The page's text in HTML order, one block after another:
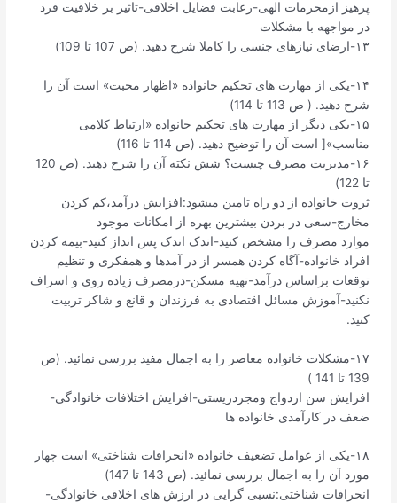
پرهیز ازمحرمات الهی-رعابت فضایل اخلاقی-تاثیر بر خلاقیت فرد
در مواجهه با مشکلات
۱۳-ارضای نیازهای جنسی را کاملا شرح دهید. (ص 107 تا 109)
۱۴-یکی از مهارت های تحکیم خانواده «اظهار محبت» است آن را
شرح دهید. ( ص 113 تا 114)
۱۵-یکی دیگر از مهارت های تحکیم خانواده «ارتباط کلامی
مناسب»[ است آن را توضیح دهید. (ص 114 تا 116)
۱۶-مدیریت مصرف چیست؟ شش نکته آن را شرح دهید. (ص 120
تا 122)
ثروت خانواده از دو راه تامین میشود:افزایش درآمد،کم کردن
مخارج-سعی در بردن بیشترین بهره از امکانات موجود
موارد مصرف را مشخص کنید-اندک اندک پس انداز کنید-بیمه کردن
افراد خانواده-آگاه کردن همسر از در آمدها و همفکری و تنظیم
توقعات براساس درآمد-تهیه مسکن-درمصرف زیاده روی و اسراف
نکنید-آموزش مسائل اقتصادی به فرزندان و قانع و شاکر تربیت
کنید.
۱۷-مشکلات خانواده معاصر را به اجمال مفید بررسی نمائید. (ص
139 تا 141 )
افزایش سن ازدواج ومجردزیستی-افرایش اختلافات خانوادگی-
ضعف در کارآمدی خانواده ها
۱۸-یکی از عوامل تضعیف خانواده «انحرافات شناختی» است چهار
مورد آن را به اجمال بررسی نمائید. (ص 143 تا 147)
انحرافات شناختی:نسبی گرایی در ارزش های اخلاقی خانوادگی-